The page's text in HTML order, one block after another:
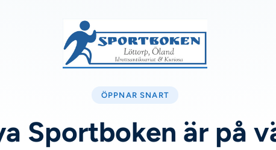
ÖPPNAR SNART
Sportboken är på